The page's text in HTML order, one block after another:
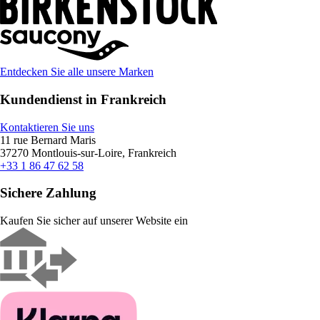
Entdecken Sie alle unsere Marken
Kundendienst in Frankreich
Kontaktieren Sie uns
11 rue Bernard Maris
37270 Montlouis-sur-Loire, Frankreich
+33 1 86 47 62 58
Sichere Zahlung
Kaufen Sie sicher auf unserer Website ein